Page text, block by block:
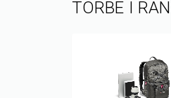
TORBE I